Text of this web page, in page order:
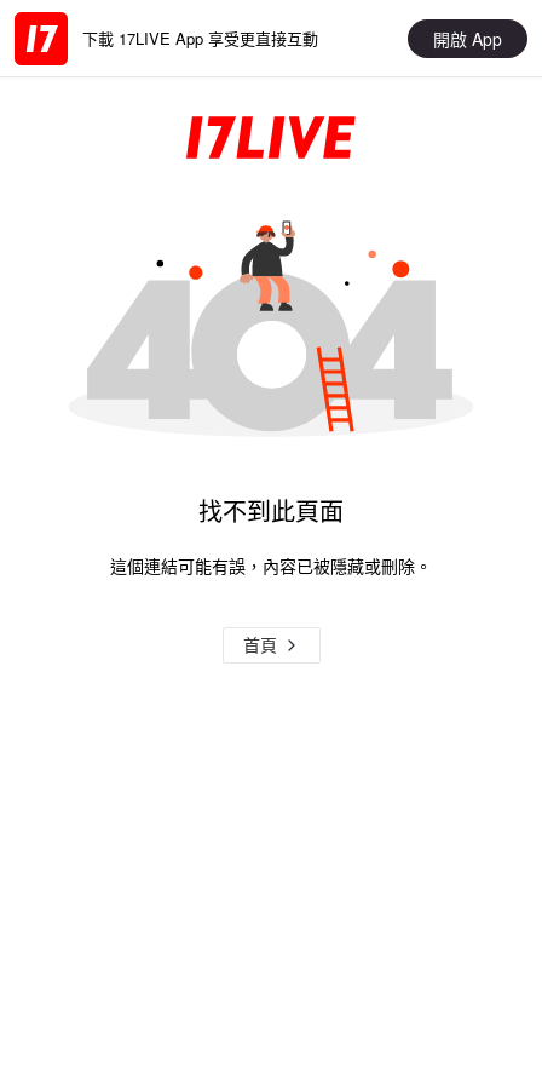
下載 17LIVE App 享受更直接互動 開啟 App
找不到此頁面
這個連結可能有誤，內容已被隱藏或刪除。
首頁